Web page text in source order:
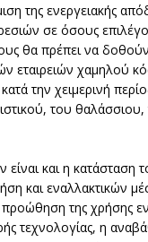
της ενεργειακής
σε όσους
θα πρέπει να
εταιρειών χαμηλού
την χειμερινή
του
και η κατάσταση
και εναλλακτικών
της χρήσης
τεχνολογίας, η